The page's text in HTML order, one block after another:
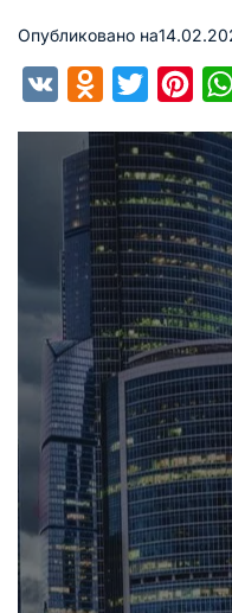
Опубликовано на
VK Odnoklassniki
Twitter